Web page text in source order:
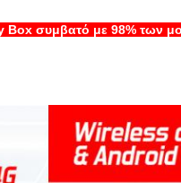
συμβατό με 98% των